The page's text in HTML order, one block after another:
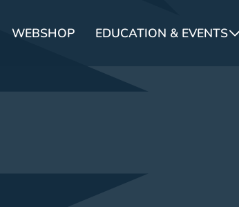
WEBSHOP EDUCATION & EVENTS